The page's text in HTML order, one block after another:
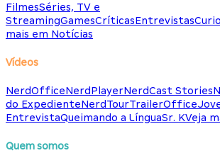
FilmesSéries, TV e
StreamingGamesCríticasEntrevistas
mais em Notícias
Vídeos
NerdOfficeNerdPlayerNerdCast Stories
do ExpedienteNerdTourTrailerOffice
EntrevistaQueimando a LínguaSr. KVeja
Quem somos